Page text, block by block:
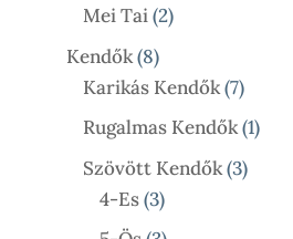
Mei Tai 22
Kendők 88
Termék
Karikás Kendők 77
Termék
Rugalmas Kendők 11
Szövött Kendők 33
4-Es 33
Termék